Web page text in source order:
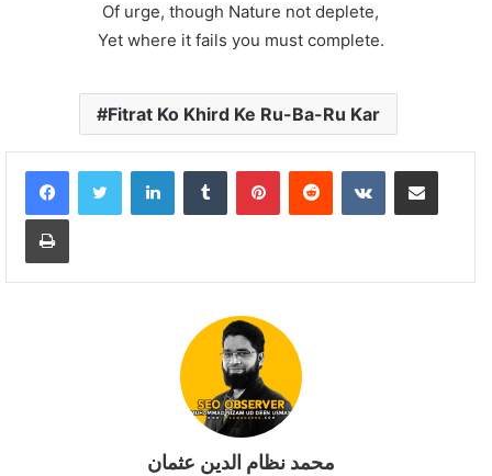
Of urge, though Nature not deplete,
Yet where it fails you must complete.
Fitrat Ko Khird Ke Ru-Ba-Ru Kar
LinkedInTumblr PinterestReddit VKontakteShare via Email
Print
محمد نظام الدین عثمان